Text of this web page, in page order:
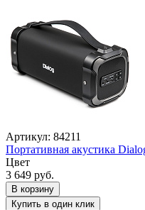
Артикул: 84211
Портативная акустика
Цвет
3 649 руб.
В корзину
Купить в один клик